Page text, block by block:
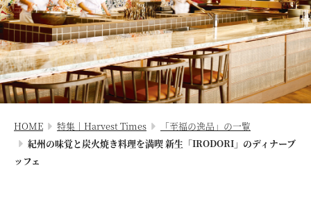
HOME 特集｜Harvest Times
「至福の逸品」の一覧
紀州の味覚と炭火焼き料理を満喫 新生「IRODORI」のディナーブ
ッフェ